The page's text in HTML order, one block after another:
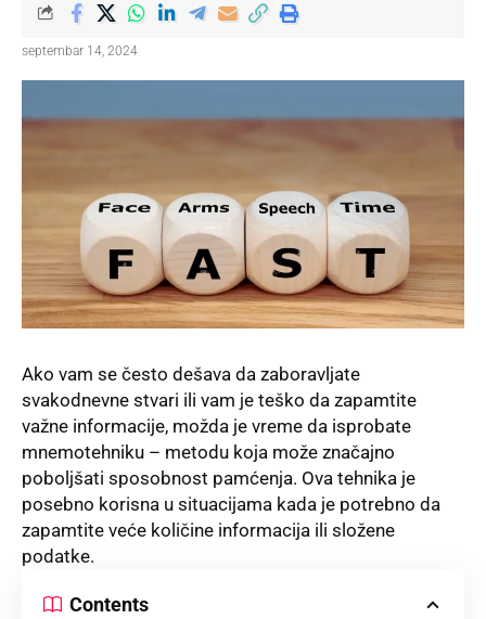
septembar 14, 2024
Ako vam se često dešava da zaboravljate
svakodnevne stvari ili vam je teško da zapamtite
važne informacije, možda je vreme da isprobate
mnemotehniku – metodu koja može značajno
poboljšati sposobnost pamćenja. Ova tehnika je
posebno korisna u situacijama kada je potrebno da
zapamtite veće količine informacija ili složene
podatke.
Contents